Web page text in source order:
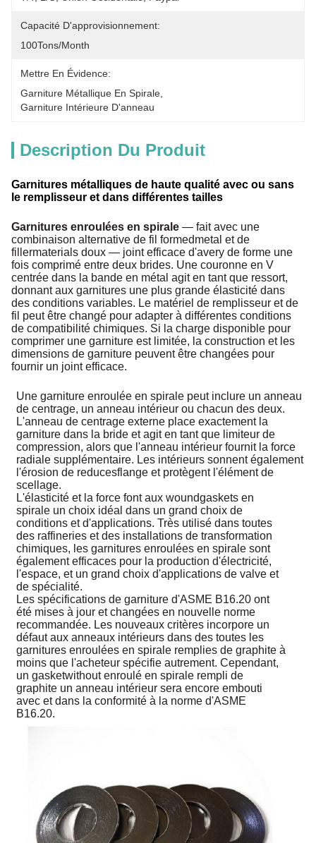
Capacité D'approvisionnement:
100Tons/Month
Mettre En Évidence:
Garniture Métallique En Spirale
Garniture Intérieure D'anneau
Description Du Produit
Garnitures métalliques de haute qualité avec ou sans
le remplisseur et dans différentes tailles
Garnitures enroulées en spirale — fait avec une
combinaison alternative de fil formedmetal et de
fillermaterials doux — joint efficace d'avery de forme une
fois comprimé entre deux brides. Une couronne en V
centrée dans la bande en métal agit en tant que ressort,
donnant aux garnitures une plus grande élasticité dans
des conditions variables. Le matériel de remplisseur et de
fil peut être changé pour adapter à différentes conditions
de compatibilité chimiques. Si la charge disponible pour
comprimer une garniture est limitée, la construction et les
dimensions de garniture peuvent être changées pour
fournir un joint efficace.
Une garniture enroulée en spirale peut inclure un anneau
de centrage, un anneau intérieur ou chacun des deux.
L'anneau de centrage externe place exactement la
garniture dans la bride et agit en tant que limiteur de
compression, alors que l'anneau intérieur fournit la force
radiale supplémentaire. Les intérieurs sonnent également
l'érosion de reducesflange et protègent l'élément de
scellage.
L'élasticité et la force font aux woundgaskets en
spirale un choix idéal dans un grand choix de
conditions et d'applications. Très utilisé dans toutes
des raffineries et des installations de transformation
chimiques, les garnitures enroulées en spirale sont
également efficaces pour la production d'électricité,
l'espace, et un grand choix d'applications de valve et
de spécialité.
Les spécifications de garniture d'ASME B16.20 ont
été mises à jour et changées en nouvelle norme
recommandée. Les nouveaux critères incorpore un
défaut aux anneaux intérieurs dans des toutes les
garnitures enroulées en spirale remplies de graphite à
moins que l'acheteur spécifie autrement. Cependant,
un gasketwithout enroulé en spirale rempli de
graphite un anneau intérieur sera encore embouti
avec et dans la conformité à la norme d'ASME
B16.20.